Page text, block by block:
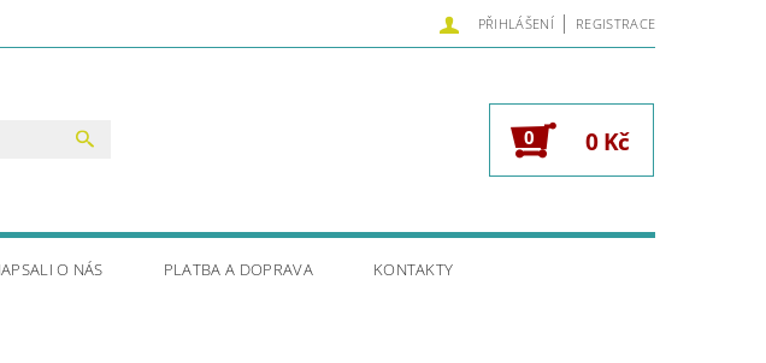
PŘIHLÁŠENÍ | REGISTRACE
0 0 Kč
O NÁS PLATBA A DOPRAVA KONTAKTY